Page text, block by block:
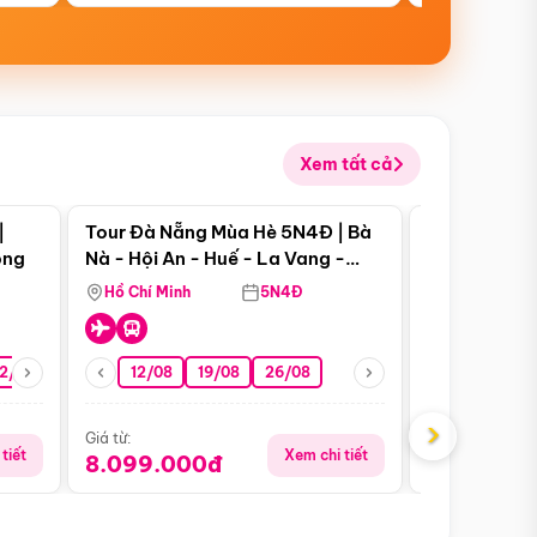
Xem tất cả
08 26/08 05/09 09/09 12/09
tiết
Điểm nổi bật
Tour Đà Nẵng Mùa Hè 5N4Đ | Bà
Nà - Hội An - Huế - La Vang -
Động Thiên Đường
Hồ Chí Minh 5N4Đ
12/08 19/08 26/08
Giá từ:
8.099.000đ Xem chi tiết
Giá từ:
›